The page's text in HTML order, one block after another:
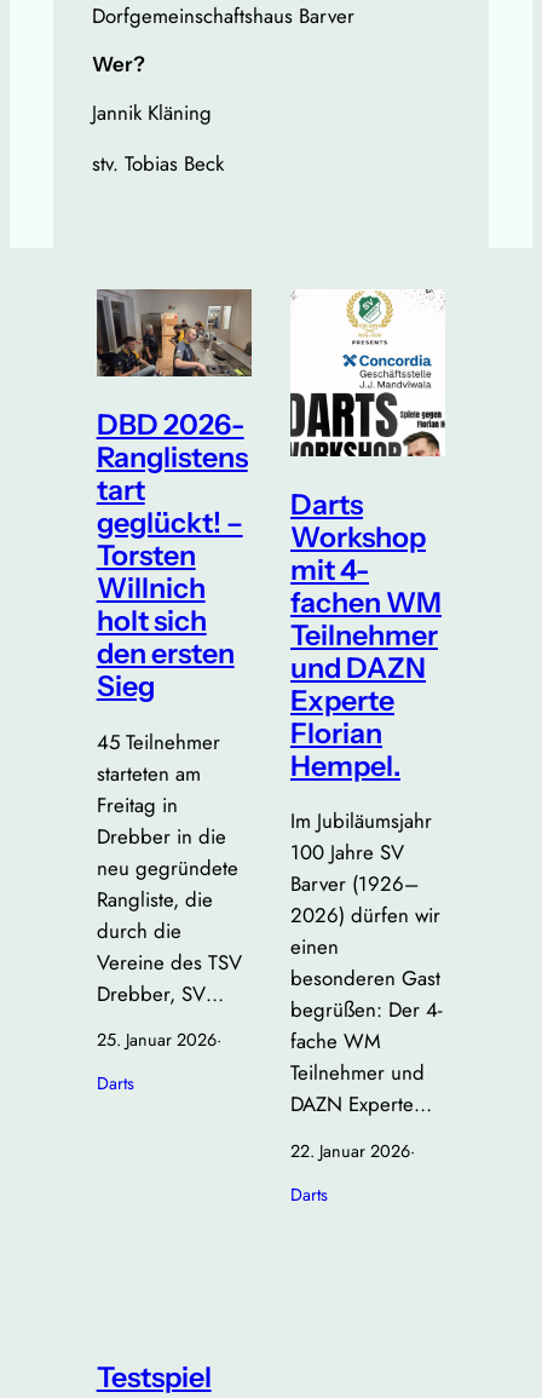
Dorfgemeinschaftshaus Barver
Wer?
Jannik Kläning
stv. Tobias Beck
DBD 2026-
Ranglistens
tart
geglückt! –
Torsten
Willnich
holt sich
den ersten
Sieg
45 Teilnehmer
starteten am
Freitag in
Drebber in die
neu gegründete
Rangliste, die
durch die
Vereine des TSV
Drebber, SV…
25. Januar 2026·
Darts
Darts
Workshop
mit 4-
fachen WM
Teilnehmer
und DAZN
Experte
Florian
Hempel.
Im Jubiläumsjahr
100 Jahre SV
Barver (1926–
2026) dürfen wir
einen
besonderen Gast
begrüßen: Der 4-
fache WM
Teilnehmer und
DAZN Experte…
22. Januar 2026·
Darts
Testspiel